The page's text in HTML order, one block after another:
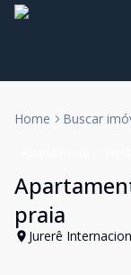
Home Buscar
praia
Jurerê